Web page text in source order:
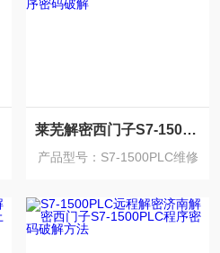
莱芜解密西门子S7-1500PLC博图程序密码破解
产品型号：S7-1500PLC维修